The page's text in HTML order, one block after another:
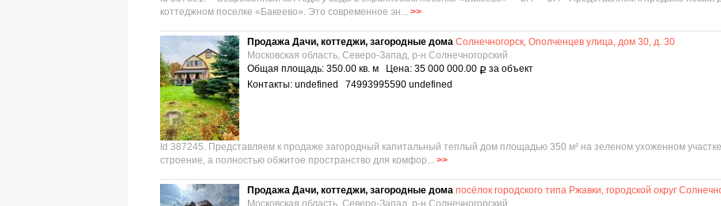
коттеджном поселке «Бакеево». Это современное эн... >>
Продажа Дачи, коттеджи, загородные дома Солнечногорск, Ополченцев улица, дом 30, д. 30
Московская область, Северо-Запад, р-н Солнечногорский
Общая площадь: 350.00 кв. м Цена: 35 000 000.00 Р за объект
Контакты: undefined 74993995590 undefined
Id 387245. Представляем к продаже загородный капитальный теплый дом площадью 350 м² на зеленом ухоженном
строение, а полностью обжитое пространство для комфор... >>
Продажа Дачи, коттеджи, загородные дома посёлок городского типа Ржавки, городской округ
Московская область, Северо-Запад, р-н Солнечногорский